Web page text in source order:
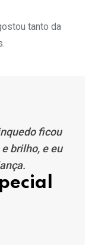
tanto da
ficou
brilho, e eu